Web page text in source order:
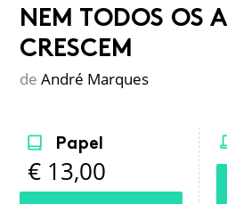
NEM TODOS OS
CRESCEM
de André Marques
Papel
€ 13,00